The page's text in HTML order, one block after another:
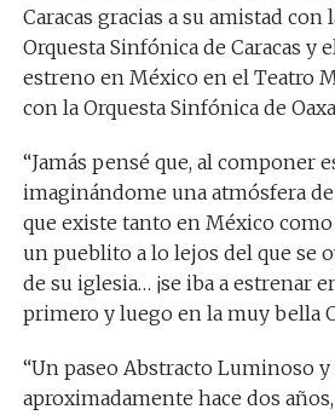
Caracas gracias a su amistad con
Orquesta Sinfónica de Caracas y
estreno en México en el Teatro
con la Orquesta Sinfónica de
“Jamás pensé que, al componer
imaginándome una atmósfera
que existe tanto en México
un pueblito a lo lejos del que se
de su iglesia… ¡se iba a estrenar
primero y luego en la muy bella
“Un paseo Abstracto Luminoso y
aproximadamente hace dos